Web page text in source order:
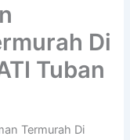
Di
Tuban
Termurah Di